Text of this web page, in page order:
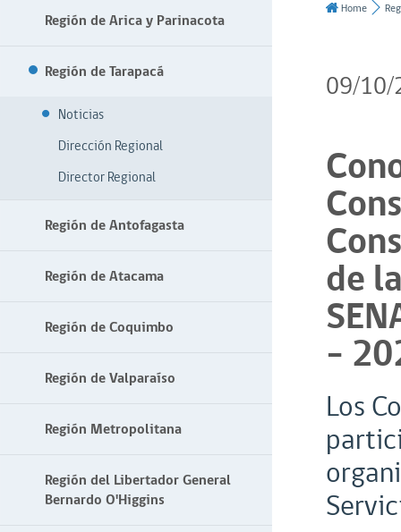
Región de Arica y Parinacota
Región de Tarapacá
Noticias
Dirección Regional
Director Regional
Región de Antofagasta
Región de Atacama
Región de Coquimbo
Región de Valparaíso
Región Metropolitana
Región del Libertador General
Bernardo O'Higgins
Home
09/
de
–
Los